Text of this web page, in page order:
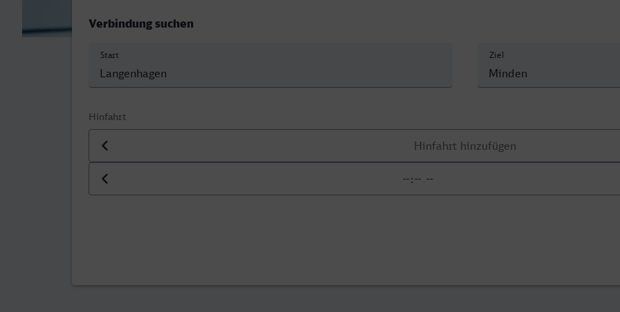
Verbindung suchen
Start Ziel
Hinfahrt
Datum der Hinfahrt
Uhrzeit der Hinfahrt